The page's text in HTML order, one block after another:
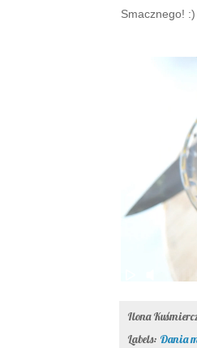
Smacznego! :)
Ilona
Labels: Dania